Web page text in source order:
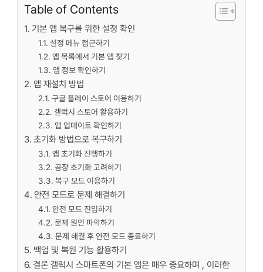
Table of Contents
기본 앱 복구를 위한 설정 확인
설정 메뉴 접근하기
앱 목록에서 기본 앱 찾기
앱 정보 확인하기
앱 재설치 방법
구글 플레이 스토어 이용하기
갤럭시 스토어 활용하기
앱 업데이트 확인하기
초기화 방법으로 복구하기
앱 초기화 진행하기
공장 초기화 고려하기
복구 모드 이용하기
안전 모드로 문제 해결하기
안전 모드 진입하기
문제 원인 파악하기
문제 해결 후 안전 모드 종료하기
백업 및 복원 기능 활용하기
결론 갤럭시 스마트폰의 기본 앱은 매우 중요하며 , 이러한